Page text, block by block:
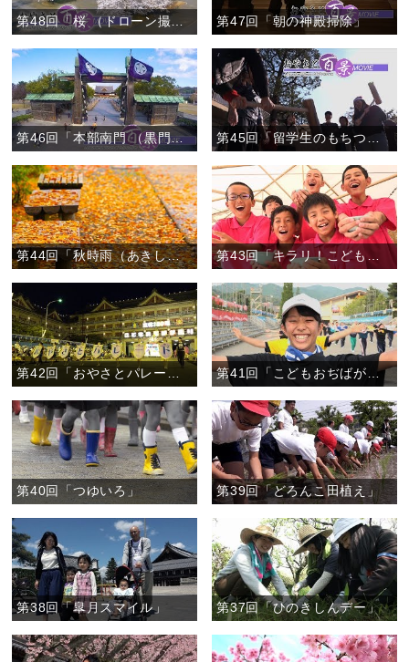
第48回「桜 （ドローン撮影）」 第47回「朝の神殿掃除」
第46回「本部南門 （黒門）」 第45回「留学生のもちつき」
第44回「秋時雨（あきしぐれ）」 第43回「キラリ！こどもおぢばがえり」
第42回「おやさとパレード」 第41回「こどもおぢばがえりに向けて」
第40回「つゆいろ」 第39回「どろんこ田植え」
第38回「皐月スマイル」 第37回「ひのきしんデー」